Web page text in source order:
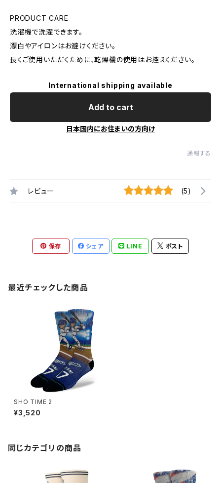
PRODUCT CARE
洗濯機で洗濯できます。
漂白やアイロンはお避けください。
長くご使用いただくために、乾燥機の使用はお控えください。
International shipping available
Add to cart
日本国内にお住まいの方向け
通報する
レビュー (5)
保存 シェア LINE ポスト
最近チェックした商品
SHO TIME 2
¥3,520
同じカテゴリの商品